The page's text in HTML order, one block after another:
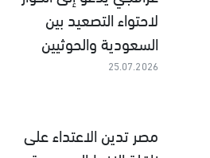
لاحتواء التصعيد بين
السعودية والحوثيين
25.07.2026
مصر تدين الاعتداء على